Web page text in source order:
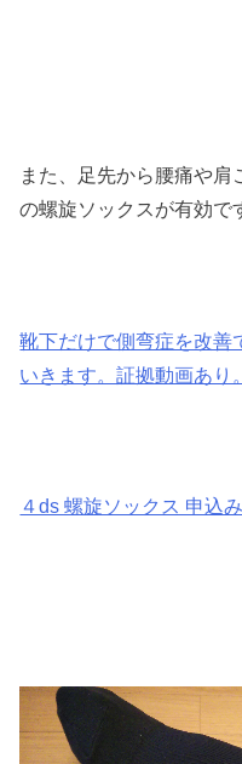
また、足先から腰痛や
の螺旋ソックスが有効で
靴下だけで側弯症を改善
いきます。証拠動画あり
４ds 螺旋ソックス 申込